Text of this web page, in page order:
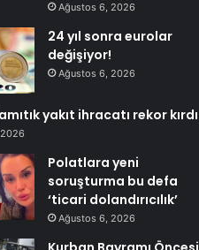
Ağustos 6, 2026
24 yıl sonra eurolar
değişiyor!
Ağustos 6, 2026
yakıt ihracatı rekor kırdı
Polatlara yeni
soruşturma bu defa
‘ticari dolandırıcılık’
Ağustos 6, 2026